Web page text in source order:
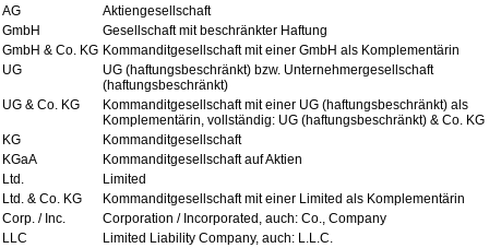
AG
Aktiengesellschaft
GmbH
Gesellschaft mit beschränkter Haftung
GmbH & Co. KG Kommanditgesellschaft mit einer GmbH als Komplementärin
UG
UG (haftungsbeschränkt) bzw. Unternehmergesellschaft
(haftungsbeschränkt)
UG & Co. KG
Kommanditgesellschaft mit einer UG (haftungsbeschränkt) als
Komplementärin, vollständig: UG (haftungsbeschränkt) & Co. KG
KG
Kommanditgesellschaft
KGaA
Kommanditgesellschaft auf Aktien
Ltd.
Limited
Ltd. & Co. KG
Kommanditgesellschaft mit einer Limited als Komplementärin
Corp. / Inc.
Corporation / Incorporated, auch: Co., Company
LLC
Limited Liability Company, auch: L.L.C.